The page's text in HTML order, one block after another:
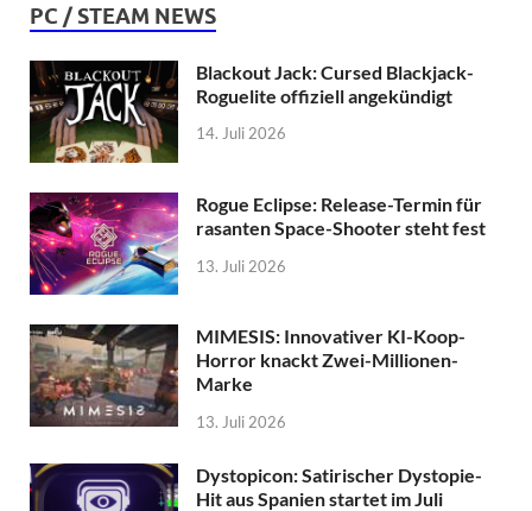
PC / STEAM NEWS
Blackout Jack: Cursed Blackjack-
Roguelite offiziell angekündigt
14. Juli 2026
Rogue Eclipse: Release-Termin für
rasanten Space-Shooter steht fest
13. Juli 2026
MIMESIS: Innovativer KI-Koop-
Horror knackt Zwei-Millionen-
Marke
13. Juli 2026
Dystopicon: Satirischer Dystopie-
Hit aus Spanien startet im Juli